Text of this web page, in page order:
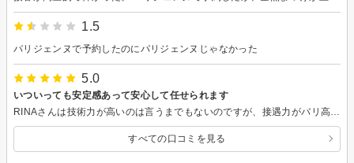
1.5
パリジェンヌで予約したのにパリジェンヌじゃなかった
5.0
いついっても安定感あって安心して任せられます
すべての口コミを見る